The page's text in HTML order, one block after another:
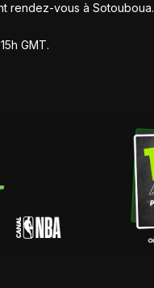
rendez-vous à Sotouboua.
GMT.